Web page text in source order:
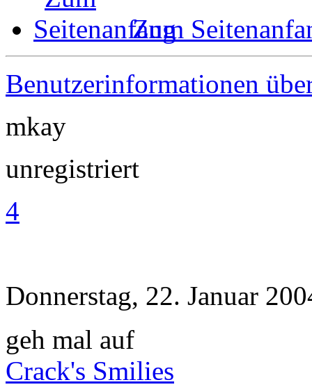
Zum
Benutzerinformationen
mkay
unregistriert
4
Donnerstag, 22. Januar
geh mal auf
Crack's Smilies